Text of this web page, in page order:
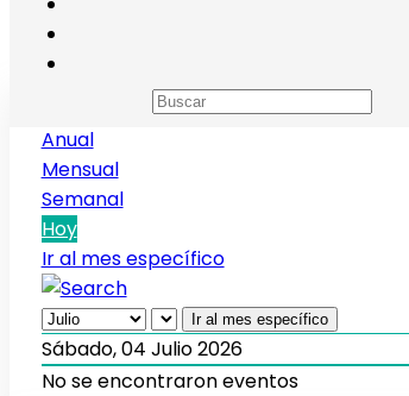
Calendario de eventos
Anual
Mensual
Semanal
Hoy
Ir al mes específico
Ir al mes específico
Sábado, 04 Julio 2026
No se encontraron eventos